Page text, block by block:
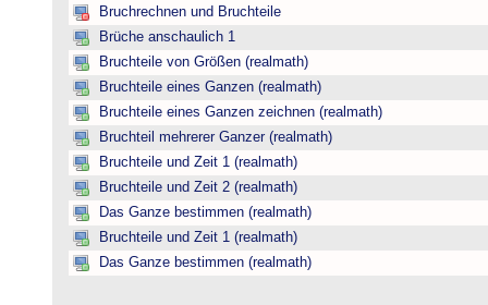
Bruchrechnen und Bruchteile
Brüche anschaulich 1
Bruchteile von Größen (realmath)
Bruchteile eines Ganzen (realmath)
Bruchteile eines Ganzen zeichnen (realmath)
Bruchteil mehrerer Ganzer (realmath)
Bruchteile und Zeit 1 (realmath)
Bruchteile und Zeit 2 (realmath)
Das Ganze bestimmen (realmath)
Bruchteile und Zeit 1 (realmath)
Das Ganze bestimmen (realmath)